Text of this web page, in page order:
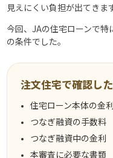
見えにくい負担が出てきま
今回、JAの住宅ローンで
の条件でした。
注文住宅で確認し
住宅ローン本体の金利
つなぎ融資の手数料
つなぎ融資中の金利
本審査に必要な書類